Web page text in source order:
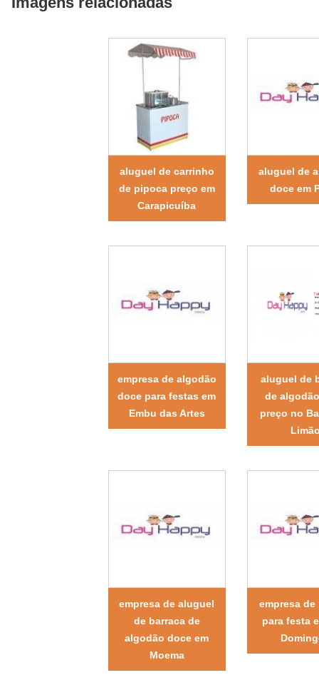
aluguel de carrinho
de pipoca preço em
Carapicuíba
aluguel de
doce em
empresa de algodão
doce para festas em
Embu das Artes
aluguel de
de
preço no
empresa de aluguel
de barraca de
algodão doce em
Moema
empresa
para festa